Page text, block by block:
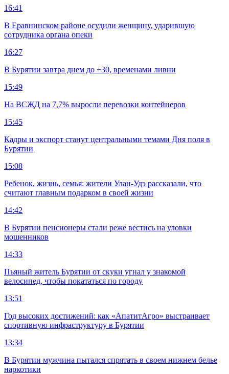
16:41
В Еравнинском районе осудили женщину, ударившую
сотрудника органа опеки
16:27
В Бурятии завтра днем до +30, временами ливни
15:49
На ВСЖД на 7,7% выросли перевозки контейнеров
15:45
Кадры и экспорт станут центральными темами Дня поля в
Бурятии
15:08
Ребенок, жизнь, семья: жители Улан-Удэ рассказали, что
считают главным подарком в своей жизни
14:42
В Бурятии пенсионеры стали реже вестись на уловки
мошенников
14:33
Пьяный житель Бурятии от скуки угнал у знакомой
велосипед, чтобы покататься по городу
13:51
Год высоких достижений: как «АпатитАгро» выстраивает
спортивную инфраструктуру в Бурятии
13:34
В Бурятии мужчина пытался спрятать в своем нижнем белье
наркотики